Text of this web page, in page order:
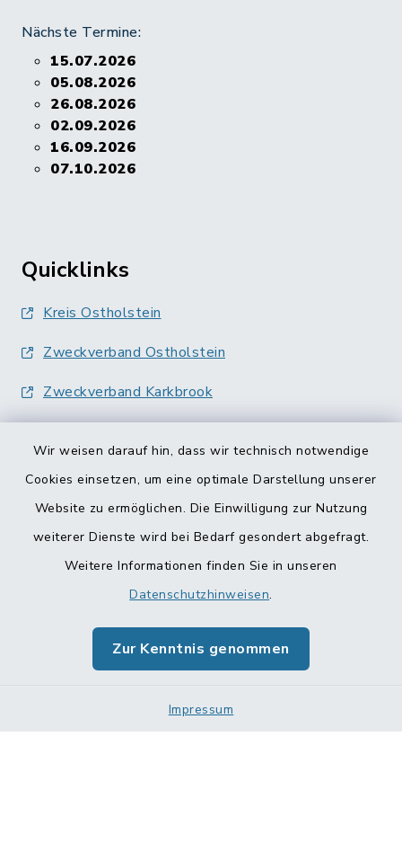
Wir weisen darauf hin, dass wir technisch notwendige
Cookies einsetzen, um eine optimale Darstellung unserer
Website zu ermöglichen. Die Einwilligung zur Nutzung
weiterer Dienste wird bei Bedarf gesondert abgefragt.
Weitere Informationen finden Sie in unseren
Datenschutzhinweisen.
Zur Kenntnis genommen
Impressum
Nächste Termine:
15.07.2026
05.08.2026
26.08.2026
02.09.2026
16.09.2026
07.10.2026
Quicklinks
Kreis Ostholstein
Zweckverband Ostholstein
Zweckverband Karkbrook
Barrierefreiheit
Impressum
Sitemap